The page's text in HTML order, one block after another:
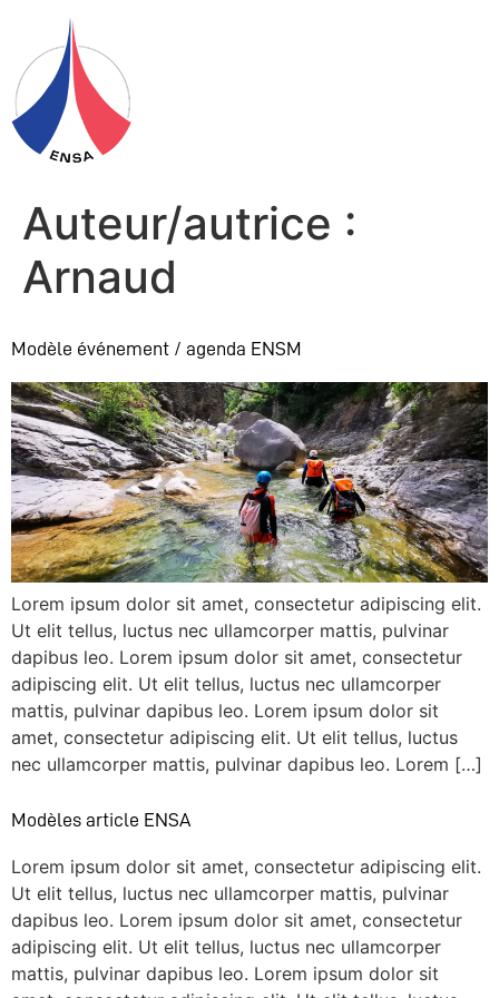
Auteur/autrice :
Arnaud
Modèle événement / agenda ENSM
Lorem ipsum dolor sit amet, consectetur adipiscing elit.
Ut elit tellus, luctus nec ullamcorper mattis, pulvinar
dapibus leo. Lorem ipsum dolor sit amet, consectetur
adipiscing elit. Ut elit tellus, luctus nec ullamcorper
mattis, pulvinar dapibus leo. Lorem ipsum dolor sit
amet, consectetur adipiscing elit. Ut elit tellus, luctus
nec ullamcorper mattis, pulvinar dapibus leo. Lorem […]
Modèles article ENSA
Lorem ipsum dolor sit amet, consectetur adipiscing elit.
Ut elit tellus, luctus nec ullamcorper mattis, pulvinar
dapibus leo. Lorem ipsum dolor sit amet, consectetur
adipiscing elit. Ut elit tellus, luctus nec ullamcorper
mattis, pulvinar dapibus leo. Lorem ipsum dolor sit